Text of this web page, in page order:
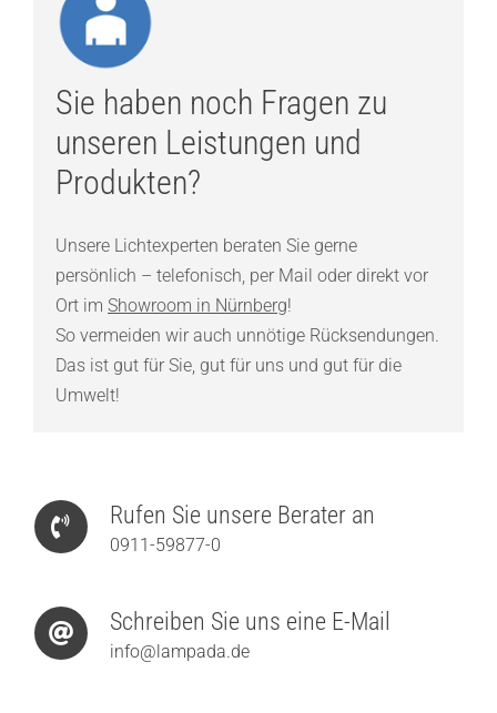
Sie haben noch Fragen zu
unseren Leistungen und
Produkten?
Unsere Lichtexperten beraten Sie gerne
persönlich – telefonisch, per Mail oder direkt vor
Ort im Showroom in Nürnberg!
So vermeiden wir auch unnötige Rücksendungen.
Das ist gut für Sie, gut für uns und gut für die
Umwelt!
Rufen Sie unsere Berater an
0911-59877-0
Schreiben Sie uns eine E-Mail
info@lampada.de